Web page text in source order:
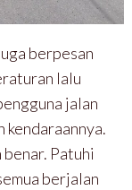
berpesan
lalu
jalan
kendaraannya.
benar. Patuhi
berjalan